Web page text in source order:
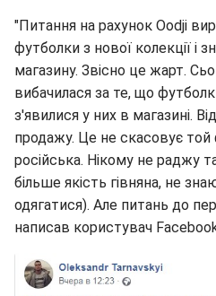
"Питання на рахунок Oodji
футболки з нової колекції і
магазину. Звісно це жарт.
вибачилася за те, що
з'явилися у них в магазині.
продажу. Це не скасовує
російська. Нікому не раджу
більше якість гівняна, не
одягатися). Але питань до
написав користувач